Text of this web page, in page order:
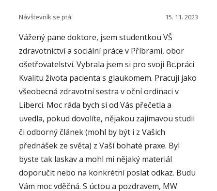
Návštevník se ptá: 15. 11. 2023
Vážený pane doktore, jsem studentkou VŠ
zdravotnictví a sociální práce v Příbrami, obor
ošetřovatelství. Vybrala jsem si pro svoji Bc.práci
Kvalitu života pacienta s glaukomem. Pracuji jako
všeobecná zdravotní sestra v oční ordinaci v
Liberci. Moc ráda bych si od Vás přečetla a
uvedla, pokud dovolíte, nějakou zajímavou studii
či odborný článek (mohl by být i z Vašich
přednášek ze světa) z Vaší bohaté praxe. Byl
byste tak laskav a mohl mi nějaký materiál
doporučit nebo na konkrétní poslat odkaz. Budu
Vám moc vděčná. S úctou a pozdravem, MW